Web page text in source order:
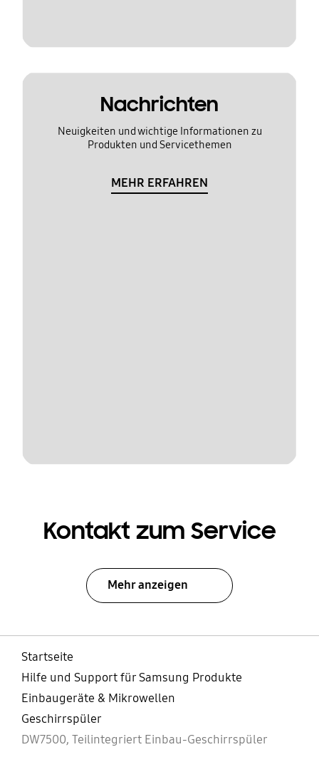
Nachrichten
Neuigkeiten und wichtige Informationen zu
Produkten und Servicethemen
MEHR ERFAHREN
Kontakt zum Service
Mehr anzeigen
Startseite
Hilfe und Support für Samsung Produkte
Einbaugeräte & Mikrowellen
Geschirrspüler
DW7500, Teilintegriert Einbau-Geschirrspüler